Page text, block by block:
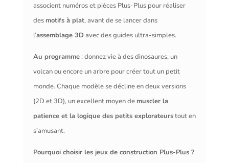
associent numéros et pièces Plus-Plus pour réaliser
des motifs à plat, avant de se lancer dans
l’assemblage 3Davec des guides ultra-simples.
Au programme: donnez vie à des dinosaures, un
volcan ou encore un arbre pour créer tout un petit
monde. Chaque modèle se décline en deux versions
(2D et 3D), un excellent moyen de muscler la
patience et la logique des petits explorateurstout en
s’amusant.
Pourquoi choisir les jeux de construction Plus-Plus ?